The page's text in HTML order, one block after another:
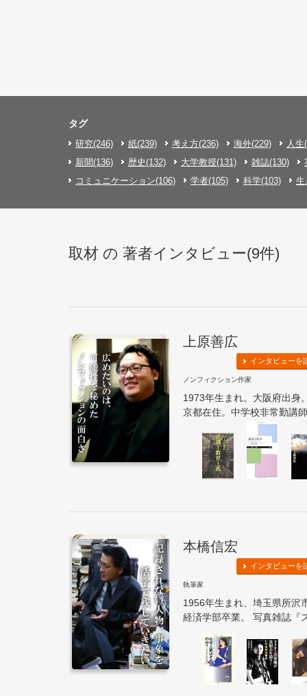
タグ
研究(246) 紙(239) 考え方(236) 海外(229)
人生
新聞(136)
歴史(132) 大学教授(131) 雑誌(130)
コミュニケーション(106)
学者(105) 科学(103) 生
取材 の 著者インタビュー(9件)
上原善広
インタビューを
ノンフィクション作家
1973年生まれ。大阪府出身
京都在住。中学校非常勤講
本橋信宏
インタビューを
執筆家
1956年生まれ、埼玉県所沢
経済学部卒業。 写真雑誌『